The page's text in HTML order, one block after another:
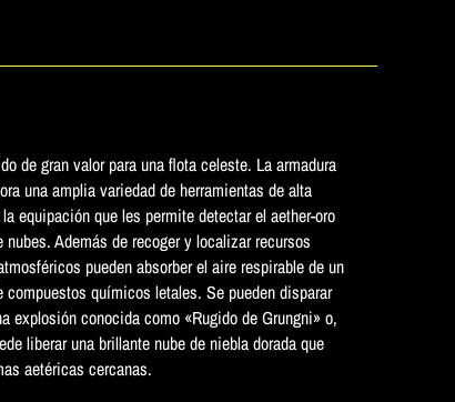
de gran valor para una flota celeste. La armadura
una amplia variedad de herramientas de alta
equipación que les permite detectar el aether-oro
Además de recoger y localizar recursos
pueden absorber el aire respirable de un
compuestos químicos letales. Se pueden disparar
explosión conocida como «Rugido de Grungni» o,
liberar una brillante nube de niebla dorada que
aetéricas cercanas.